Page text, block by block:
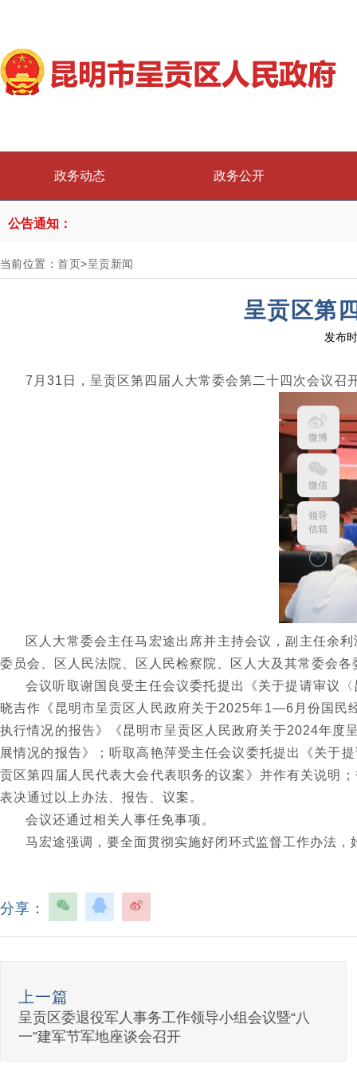
政务动态 政务公开
公告通知：
微博
微信
领导
信箱
当前位置：首页>呈贡新闻
呈贡区第
发布
7月31日，呈贡区第四届人大常委会第二十四次会议召
区人大常委会主任马宏途出席并主持会议，副主任余
委员会、区人民法院、区人民检察院、区人大及其常委会
会议听取谢国良受主任会议委托提出《关于提请审议
晓吉作《昆明市呈贡区人民政府关于2025年1—6月份国
执行情况的报告》《昆明市呈贡区人民政府关于2024年度
展情况的报告》；听取高艳萍受主任会议委托提出《关于
贡区第四届人民代表大会代表职务的议案》并作有关说明
表决通过以上办法、报告、议案。
会议还通过相关人事任免事项。
马宏途强调， 要全面贯彻实施好闭环式监督工作办法
分享：
上一篇
呈贡区委退役军人事务工作领导小组会议暨“八
一”建军节军地座谈会召开